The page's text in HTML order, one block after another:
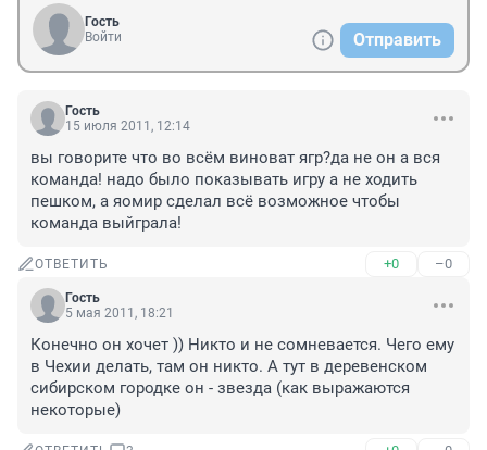
Гость
Войти
Отправить
Гость
15 июля 2011, 12:14
вы говорите что во всём виноват ягр?да не он а вся
команда! надо было показывать игру а не ходить
пешком, а яомир сделал всё возможное чтобы
команда выйграла!
ОТВЕТИТЬ +0 –0
Гость
5 мая 2011, 18:21
Конечно он хочет )) Никто и не сомневается. Чего ему
в Чехии делать, там он никто. А тут в деревенском
сибирском городке он - звезда (как выражаются
некоторые)